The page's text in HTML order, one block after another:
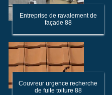
Entreprise de ravalement de
façade 88
Couvreur urgence recherche
de fuite toiture 88